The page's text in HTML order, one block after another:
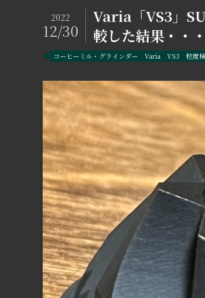
Varia「VS3」
較した結果・・・
2022
12/30
コーヒーミル・グラインダー Varia VS3 粒度